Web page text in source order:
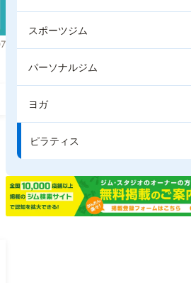
スポーツジム
パーソナルジム
ヨガ
ピラティス